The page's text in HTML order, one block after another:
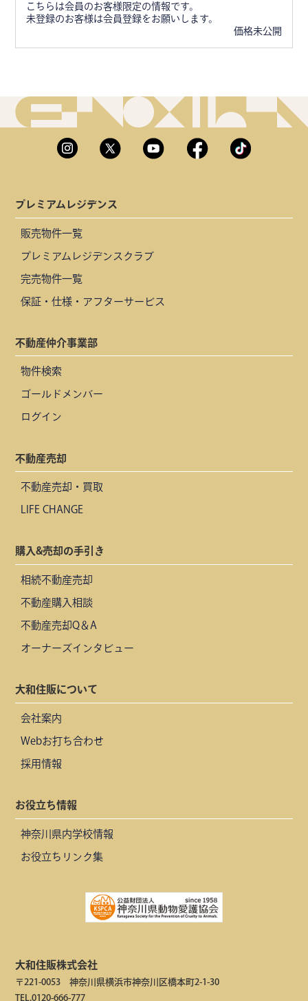
こちらは会員のお客様限定の情報です。
未登録のお客様は会員登録をお願いします。
価格未公開
プレミアムレジデンス
販売物件一覧
プレミアムレジデンスクラブ
完売物件一覧
保証・仕様・アフターサービス
不動産仲介事業部
物件検索
ゴールドメンバー
ログイン
不動産売却
不動産売却・買取
LIFE CHANGE
購入&売却の手引き
相続不動産売却
不動産購入相談
不動産売却Q＆A
オーナーズインタビュー
大和住販について
会社案内
Webお打ち合わせ
採用情報
お役立ち情報
神奈川県内学校情報
お役立ちリンク集
大和住販株式会社
〒221-0053 神奈川県横浜市神奈川区橋本町2-1-30
TEL.0120-666-777